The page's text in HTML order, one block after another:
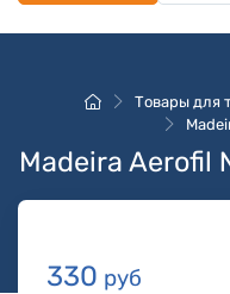
Товары для
Madeira
330 руб